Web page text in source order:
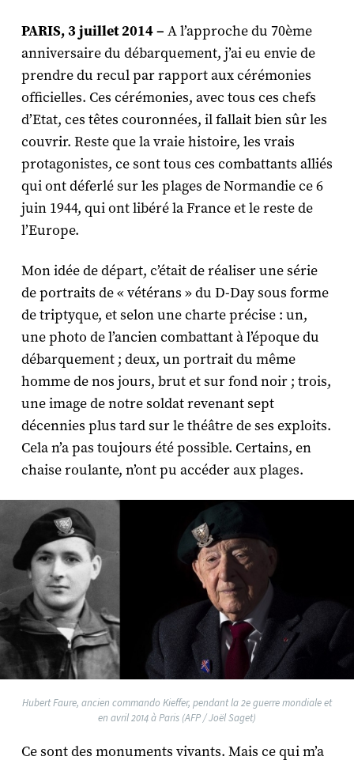
PARIS, 3 juillet 2014 – A l’approche du 70ème
anniversaire du débarquement, j’ai eu envie de
prendre du recul par rapport aux cérémonies
officielles. Ces cérémonies, avec tous ces chefs
d’Etat, ces têtes couronnées, il fallait bien sûr les
couvrir. Reste que la vraie histoire, les vrais
protagonistes, ce sont tous ces combattants alliés
qui ont déferlé sur les plages de Normandie ce 6
juin 1944, qui ont libéré la France et le reste de
l’Europe.
Mon idée de départ, c’était de réaliser une série
de portraits de « vétérans » du D-Day sous forme
de triptyque, et selon une charte précise : un,
une photo de l’ancien combattant à l’époque du
débarquement ; deux, un portrait du même
homme de nos jours, brut et sur fond noir ; trois,
une image de notre soldat revenant sept
décennies plus tard sur le théâtre de ses exploits.
Cela n’a pas toujours été possible. Certains, en
chaise roulante, n’ont pu accéder aux plages.
Hubert Faure, ancien commando Kieffer, pendant la 2e guerre mondiale et
en avril 2014 à Paris (AFP / Joël Saget)
Ce sont des monuments vivants. Mais ce qui m’a